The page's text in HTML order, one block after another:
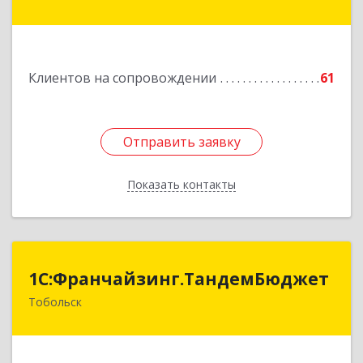
Клиентов на сопровождении 61
Отправить заявку
Показать контакты
Отправить заявку
Назад
1С:Франчайзинг.ТандемБюджет
Тобольск
1С:Франчайзинг.ТандемБюджет